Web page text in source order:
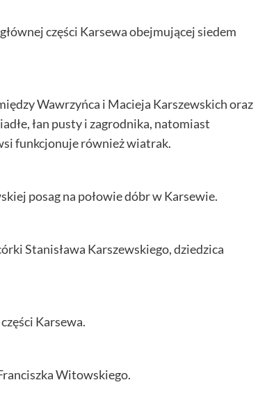
części Karsewa obejmującej siedem
Wawrzyńca i Macieja Karszewskich oraz
łan pusty i zagrodnika, natomiast
funkcjonuje również wiatrak.
posag na połowie dóbr w Karsewie.
Stanisława Karszewskiego, dziedzica
Karsewa.
Witowskiego.